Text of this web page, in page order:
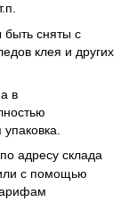
сняты с
клея и других
в
адресу склада
с помощью